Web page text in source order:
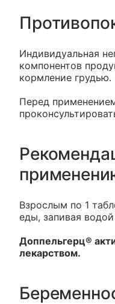
Индивидуальная
компонентов
кормление грудью.
Перед
Взрослым по 1
еды, запивая
Доппельгерц®
лекарством.